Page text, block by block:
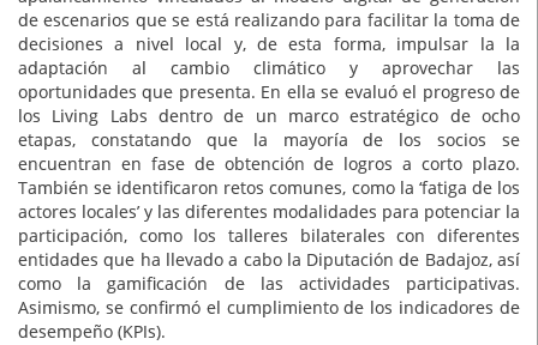
de escenarios que se está realizando para facilitar la toma de
decisiones a nivel local y, de esta forma, impulsar la la
adaptación al cambio climático y aprovechar las
oportunidades que presenta. En ella se evaluó el progreso de
los Living Labs dentro de un marco estratégico de ocho
etapas, constatando que la mayoría de los socios se
encuentran en fase de obtención de logros a corto plazo.
También se identificaron retos comunes, como la ‘fatiga de los
actores locales’ y las diferentes modalidades para potenciar la
participación, como los talleres bilaterales con diferentes
entidades que ha llevado a cabo la Diputación de Badajoz, así
como la gamificación de las actividades participativas.
Asimismo, se confirmó el cumplimiento de los indicadores de
desempeño (KPIs).